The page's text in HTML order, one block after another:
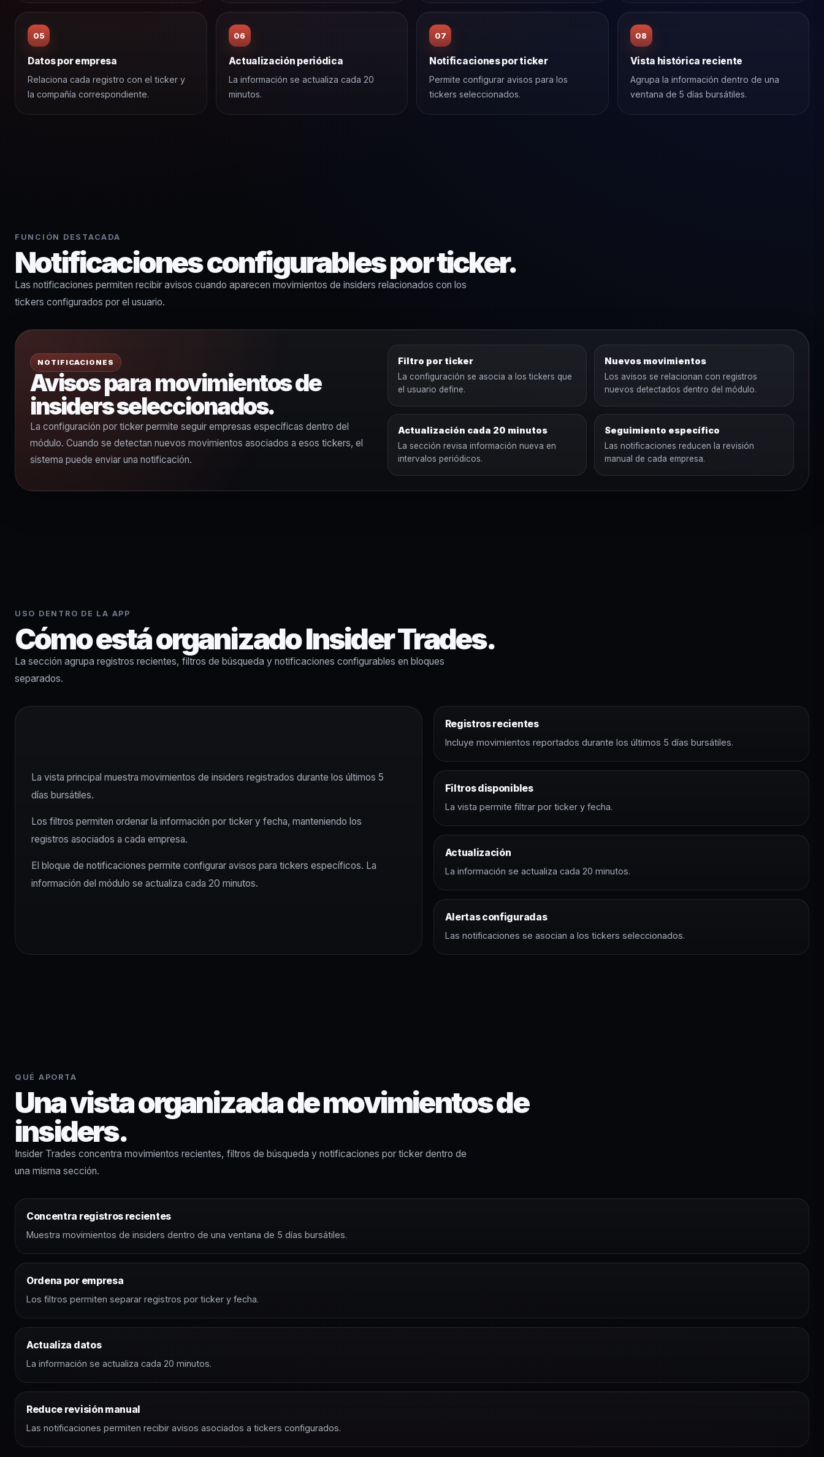
05
Datos por empresa
Relaciona cada registro con el ticker y
la compañía correspondiente.
06
Actualización periódica
La información se actualiza cada 20
minutos.
07
Notificaciones por ticker
Permite configurar avisos para los
tickers seleccionados.
08
Vista histórica reciente
Agrupa la información dentro de una
ventana de 5 días bursátiles.
FUNCIÓN DESTACADA
Notificaciones configurables por ticker.
Las notificaciones permiten recibir avisos cuando aparecen movimientos de insiders relacionados con los
tickers configurados por el usuario.
NOTIFICACIONES
Avisos para movimientos de
insiders seleccionados.
La configuración por ticker permite seguir empresas específicas dentro del
módulo. Cuando se detectan nuevos movimientos asociados a esos tickers, el
sistema puede enviar una notificación.
Filtro por ticker
La configuración se asocia a los tickers que
el usuario define.
Nuevos movimientos
Los avisos se relacionan con registros
nuevos detectados dentro del módulo.
Actualización cada 20 minutos
La sección revisa información nueva en
intervalos periódicos.
Seguimiento específico
Las notificaciones reducen la revisión
manual de cada empresa.
USO DENTRO DE LA APP
Cómo está organizado Insider Trades.
La sección agrupa registros recientes, filtros de búsqueda y notificaciones configurables en bloques
separados.
La vista principal muestra movimientos de insiders registrados durante los últimos 5
días bursátiles.
Los filtros permiten ordenar la información por ticker y fecha, manteniendo los
registros asociados a cada empresa.
El bloque de notificaciones permite configurar avisos para tickers específicos. La
información del módulo se actualiza cada 20 minutos.
Registros recientes
Incluye movimientos reportados durante los últimos 5 días bursátiles.
Filtros disponibles
La vista permite filtrar por ticker y fecha.
Actualización
La información se actualiza cada 20 minutos.
Alertas configuradas
Las notificaciones se asocian a los tickers seleccionados.
QUÉ APORTA
Una vista organizada de movimientos de
insiders.
Insider Trades concentra movimientos recientes, filtros de búsqueda y notificaciones por ticker dentro de
una misma sección.
Concentra registros recientes
Muestra movimientos de insiders dentro de una ventana de 5 días bursátiles.
Ordena por empresa
Los filtros permiten separar registros por ticker y fecha.
Actualiza datos
La información se actualiza cada 20 minutos.
Reduce revisión manual
Las notificaciones permiten recibir avisos asociados a tickers configurados.